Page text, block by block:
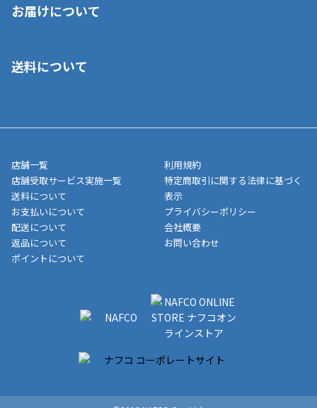
いいただくことはできません。ご了承ください。
■代金引換(代引)※手数料がかかります
■商品によっては一部決済方法が使用できない場合がございま
す。
お届けについて
ご注文が確認出来次第、1～4営業日に発送いたします。「お取り
業日にてお引渡しとなります。(離島などの場合、例外もあります)
メーカー直送品など一部商品については、その他商品との購入に
制限がかかる場合がございます。また発送日についても、通常と
異なる場合がございます。対象商品の説明ページをご確認くださ
い。
■店舗受取をご選択いただいた場合
ご注文が確認出来次第、お受取される店舗在庫を使用してご準備
をさせていただきます。店舗に在庫がない場合は店舗よりお取り
いただく場合がございます。店舗準備でのお渡しとなる為、商品
のみの受け渡しとなります。（箱や納品書は付属しておりませ
ん）店舗で準備が出来次第、メールにてご連絡させていただきま
送料について
店舗一覧
店舗受取サービス実施一覧
送料について
お支払いについて
配送について
返品について
ポイントについて
利用規約
特定商取引に関する法律に基づく
表示
プライバシーポリシー
会社概要
お問い合わせ